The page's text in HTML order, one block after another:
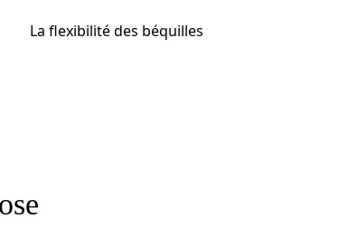
La flexibilité des béquilles